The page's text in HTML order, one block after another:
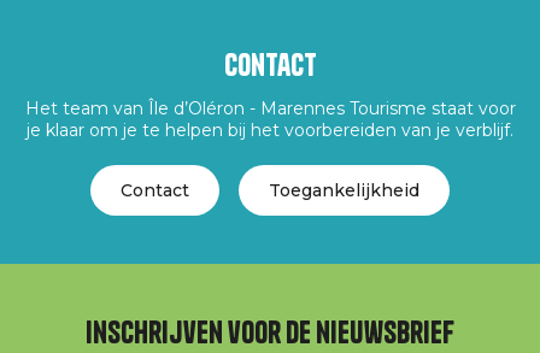
Contact
Het team van Île d’Oléron - Marennes Tourisme staat voor
je klaar om je te helpen bij het voorbereiden van je verblijf.
Contact Toegankelijkheid
Inschrijven voor de nieuwsbrief